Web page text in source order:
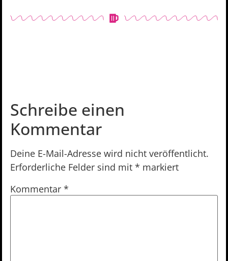
Schreibe einen
Kommentar
Deine E-Mail-Adresse wird nicht veröffentlicht.
Erforderliche Felder sind mit * markiert
Kommentar *